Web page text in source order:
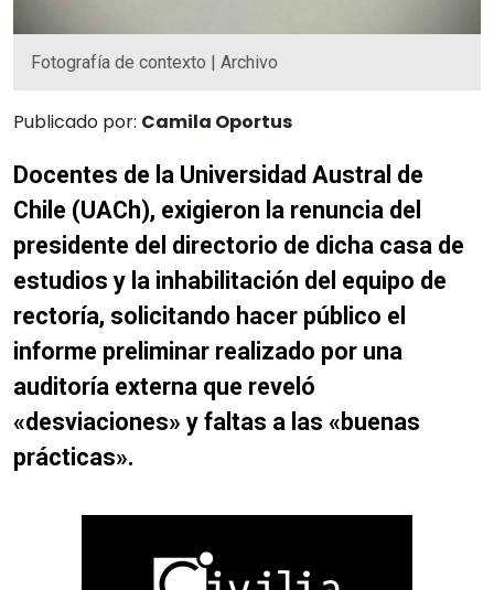
Fotografía de contexto | Archivo
Publicado por: Camila Oportus
Docentes de la Universidad Austral de
Chile (UACh), exigieron la renuncia del
presidente del directorio de dicha casa de
estudios y la inhabilitación del equipo de
rectoría, solicitando hacer público el
informe preliminar realizado por una
auditoría externa que reveló
«desviaciones» y faltas a las «buenas
prácticas».